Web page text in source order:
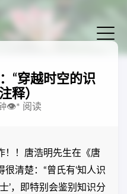
“穿越时空的识
释）
👁️* 阅读
！！唐浩明先生在《唐
清楚：“曾氏有‘知人识
’，即特别会鉴别知识分